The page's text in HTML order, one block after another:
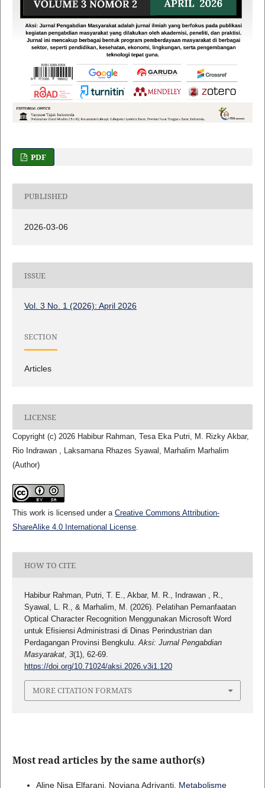
PDF
PUBLISHED
2026-03-06
ISSUE
Vol. 3 No. 1 (2026): April 2026
SECTION
Articles
LICENSE
Copyright (c) 2026 Habibur Rahman, Tesa Eka Putri, M. Rizky Akbar,
Rio Indrawan , Laksamana Rhazes Syawal, Marhalim Marhalim
(Author)
This work is licensed under a Creative Commons Attribution-
ShareAlike 4.0 International License.
HOW TO CITE
Habibur Rahman, Putri, T. E., Akbar, M. R., Indrawan , R.,
Syawal, L. R., & Marhalim, M. (2026). Pelatihan Pemanfaatan
Optical Character Recognition Menggunakan Microsoft Word
untuk Efisiensi Administrasi di Dinas Perindustrian dan
Perdagangan Provinsi Bengkulu.Aksi: Jurnal Pengabdian
Masyarakat, 3(1), 62-69.
https://doi.org/10.71024/aksi.2026.v3i1.120
MORE CITATION FORMATS
Most read articles by the same author(s)
Aline Nisa Elfarani, Noviana Adriyanti, Metabolisme